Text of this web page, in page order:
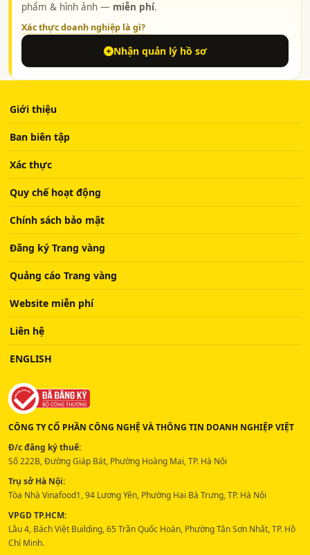
phẩm & hình ảnh — miễn phí.
Xác thực doanh nghiệp là gì?
Nhận quản lý hồ sơ
Giới thiệu
Ban biên tập
Xác thực
Quy chế hoạt động
Chính sách bảo mật
Đăng ký Trang vàng
Quảng cáo Trang vàng
Website miễn phí
Liên hệ
ENGLISH
CÔNG TY CỔ PHẦN CÔNG NGHỆ VÀ THÔNG TIN DOANH NGHIỆP VIỆT
Đ/c đăng ký thuế:
Số 222B, Đường Giáp Bát, Phường Hoàng Mai, TP. Hà Nội
Trụ sở Hà Nội:
Tòa Nhà Vinafood1, 94 Lương Yên, Phường Hai Bà Trưng, TP. Hà Nội
VPGD TP.HCM:
Lầu 4, Bách Việt Building, 65 Trần Quốc Hoàn, Phường Tân Sơn Nhất, TP. Hồ
Chí Minh.